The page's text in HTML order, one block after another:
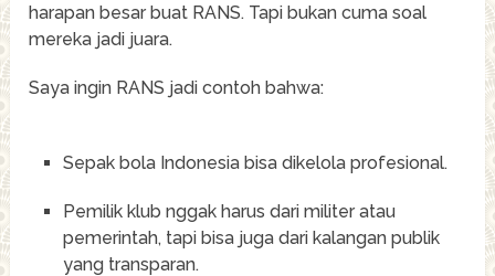
harapan besar buat RANS. Tapi bukan cuma soal
mereka jadi juara.
Saya ingin RANS jadi contoh bahwa:
Sepak bola Indonesia bisa dikelola profesional.
Pemilik klub nggak harus dari militer atau
pemerintah, tapi bisa juga dari kalangan publik
yang transparan.